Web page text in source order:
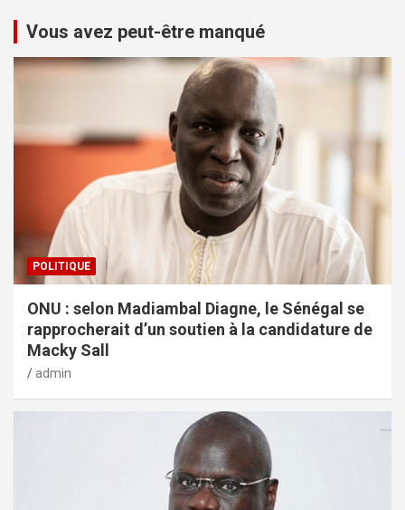
Vous avez peut-être manqué
POLITIQUE
ONU : selon Madiambal Diagne, le Sénégal se
rapprocherait d’un soutien à la candidature de
Macky Sall
admin